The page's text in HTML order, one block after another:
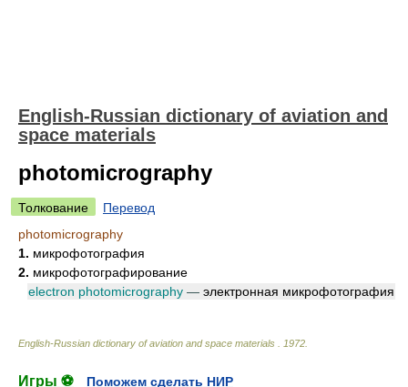
English-Russian dictionary of aviation and
space materials
photomicrography
Толкование
Перевод
photomicrography
1. микрофотография
2. микрофотографирование
electron photomicrography — электронная микрофотография
English-Russian dictionary of aviation and space materials 1972
Игры ⚽
Поможем сделать НИР